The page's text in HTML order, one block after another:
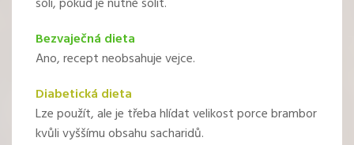
Bezvaječná dieta
Ano, recept neobsahuje vejce.
Diabetická dieta
Lze použít, ale je třeba hlídat velikost porce brambor
kvůli vyššímu obsahu sacharidů.